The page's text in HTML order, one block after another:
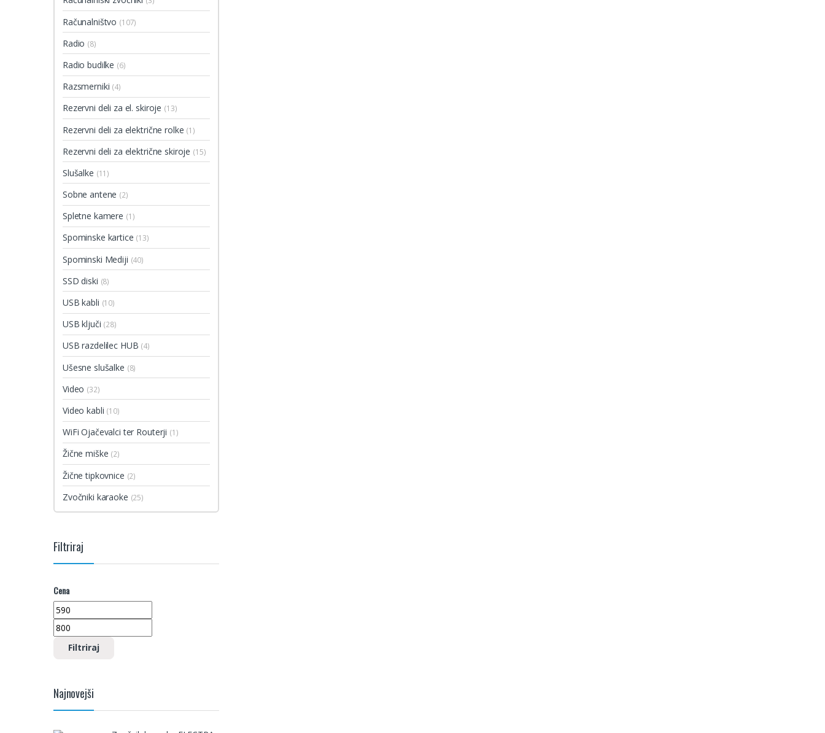
Računalništvo (107)
Radio (8)
Radio budilke (6)
Razsmerniki (4)
Rezervni deli za el. skiroje (13)
Rezervni deli za električne rolke (1)
Rezervni deli za električne skiroje (15)
Slušalke (11)
Sobne antene (2)
Spletne kamere (1)
Spominske kartice (13)
Spominski Mediji (40)
SSD diski (8)
USB kabli (10)
USB ključi (28)
USB razdelilec HUB (4)
Ušesne slušalke (8)
Video (32)
Video kabli (10)
WiFi Ojačevalci ter Routerji (1)
Žične miške (2)
Žične tipkovnice (2)
Zvočniki karaoke (25)
Filtriraj
Cena
Min cena
Max cena
Filtriraj
Najnovejši